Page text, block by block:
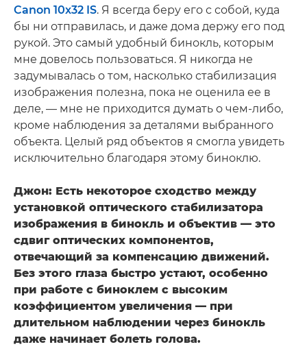
Canon 10x32 IS. Я всегда беру его с собой, куда
бы ни отправилась, и даже дома держу его под
рукой. Это самый удобный бинокль, которым
мне довелось пользоваться. Я никогда не
задумывалась о том, насколько стабилизация
изображения полезна, пока не оценила ее в
деле, — мне не приходится думать о чем-либо,
кроме наблюдения за деталями выбранного
объекта. Целый ряд объектов я смогла увидеть
исключительно благодаря этому биноклю.
Джон: Есть некоторое сходство между
установкой оптического стабилизатора
изображения в бинокль и объектив — это
сдвиг оптических компонентов,
отвечающий за компенсацию движений.
Без этого глаза быстро устают, особенно
при работе с биноклем с высоким
коэффициентом увеличения — при
длительном наблюдении через бинокль
даже начинает болеть голова.